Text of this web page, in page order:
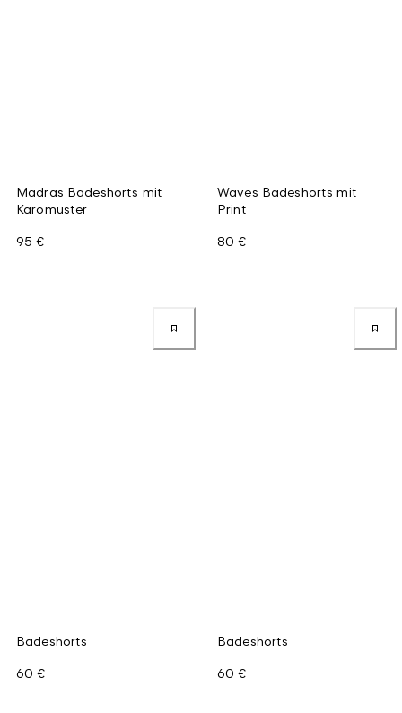
Madras Badeshorts mit
Karomuster
95 €
Waves Badeshorts mit
Print
80 €
Badeshorts
60 €
Badeshorts
60 €